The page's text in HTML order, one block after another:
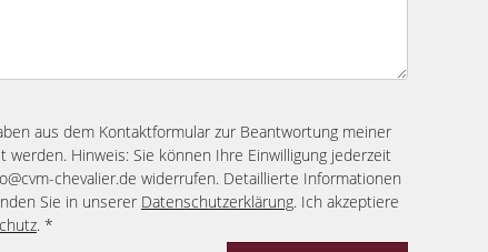
aus dem Kontaktformular zur Beantwortung meiner
werden. Hinweis: Sie können Ihre Einwilligung jederzeit
chevalier.de widerrufen. Detaillierte Informationen
Sie in unserer Datenschutzerklärung. Ich akzeptiere
. *